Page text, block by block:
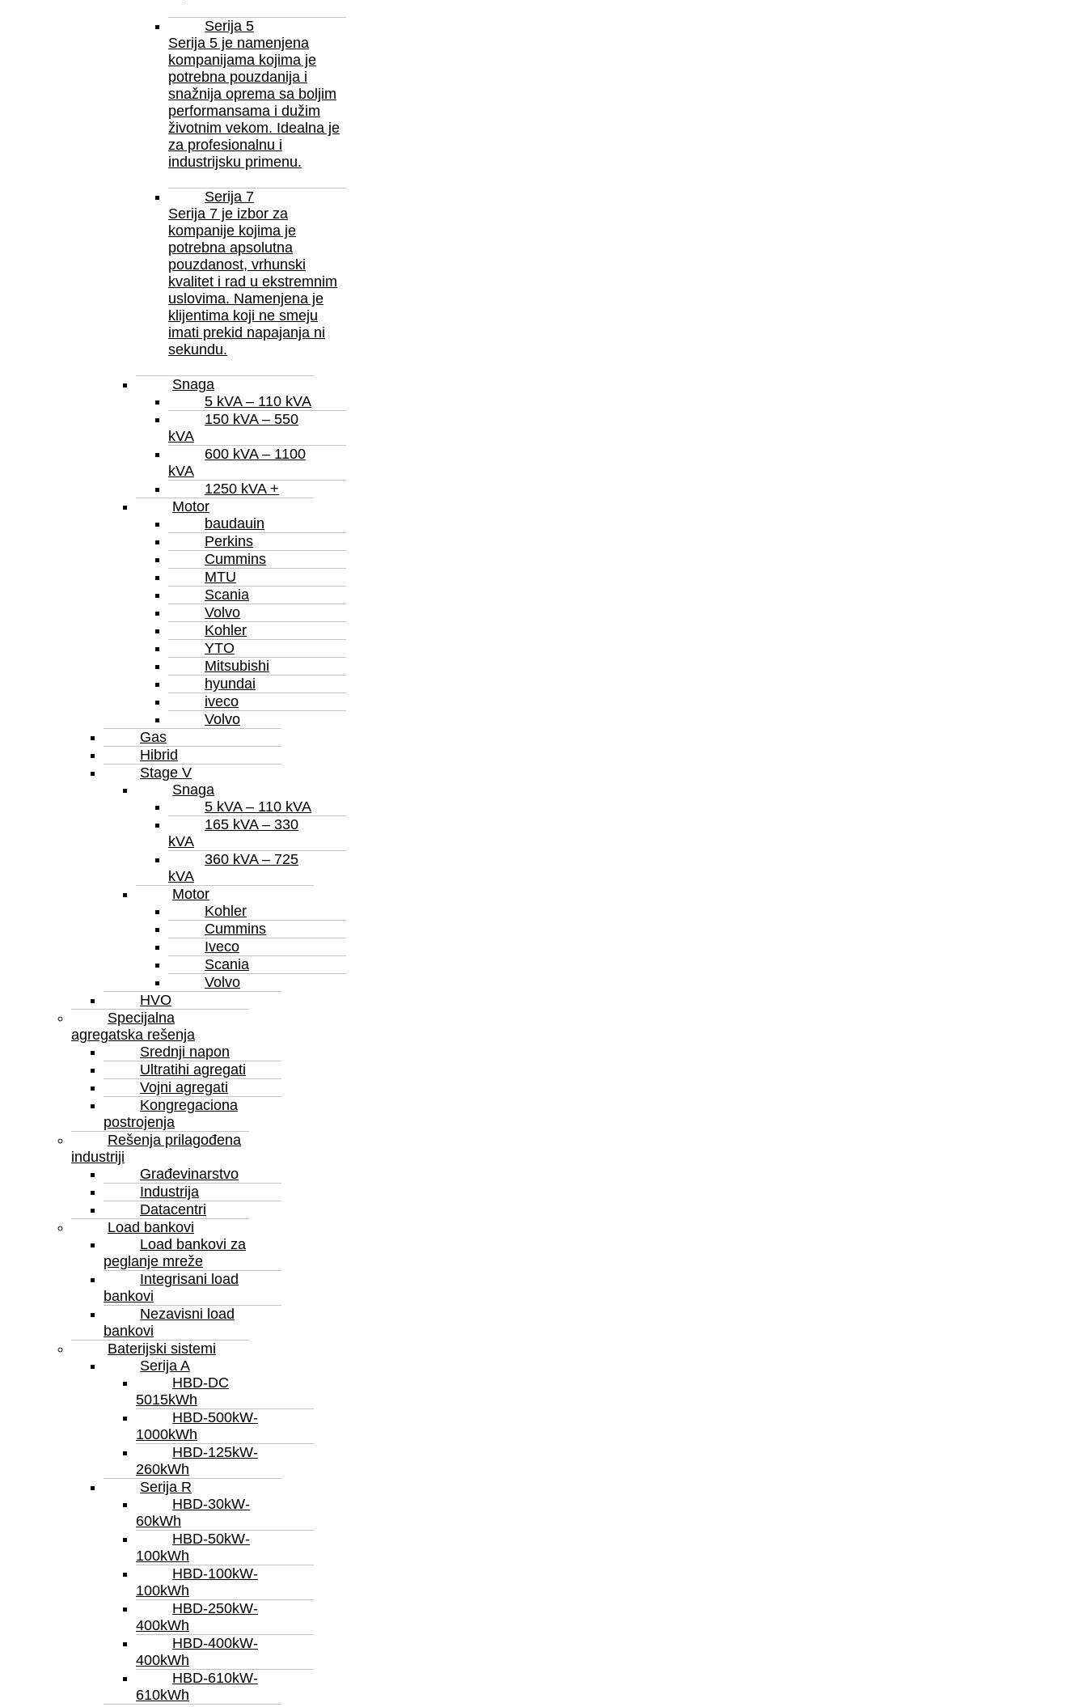
Serija 5
Serija 5 je namenjena
kompanijama kojima je
potrebna pouzdanija i
snažnija oprema sa boljim
performansama i dužim
životnim vekom. Idealna je
za profesionalnu i
industrijsku primenu.
Serija 7
Serija 7 je izbor za
kompanije kojima je
potrebna apsolutna
pouzdanost, vrhunski
kvalitet i rad u ekstremnim
uslovima. Namenjena je
klijentima koji ne smeju
imati prekid napajanja ni
sekundu.
Snaga
5 kVA – 110 kVA
150 kVA – 550
kVA
600 kVA – 1100
kVA
1250 kVA +
Motor
baudauin
Perkins
Cummins
MTU
Scania
Volvo
Kohler
YTO
Mitsubishi
hyundai
iveco
Volvo
Gas
Hibrid
Stage V
Snaga
5 kVA – 110 kVA
165 kVA – 330
kVA
360 kVA – 725
kVA
Motor
Kohler
Cummins
Iveco
Scania
Volvo
HVO
Specijalna
agregatska rešenja
Srednji napon
Ultratihi agregati
Vojni agregati
Kongregaciona
postrojenja
Rešenja prilagođena
industriji
Grаđevinarstvo
Industrija
Datacentri
Load bankovi
Load bankovi za
peglanje mreže
Integrisani load
bankovi
Nezavisni load
bankovi
Baterijski sistemi
Serija A
HBD-DC
5015kWh
HBD-500kW-
1000kWh
HBD-125kW-
260kWh
Serija R
HBD-30kW-
60kWh
HBD-50kW-
100kWh
HBD-100kW-
100kWh
HBD-250kW-
400kWh
HBD-400kW-
400kWh
HBD-610kW-
610kWh